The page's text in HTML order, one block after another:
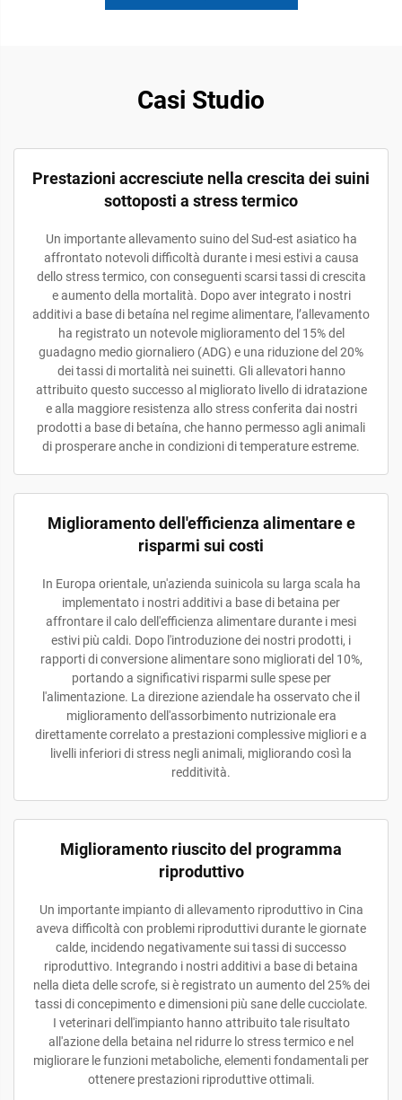
Casi Studio
Prestazioni accresciute nella crescita dei suini
sottoposti a stress termico
Un importante allevamento suino del Sud-est asiatico ha
affrontato notevoli difficoltà durante i mesi estivi a causa
dello stress termico, con conseguenti scarsi tassi di crescita
e aumento della mortalità. Dopo aver integrato i nostri
additivi a base di betaína nel regime alimentare, l’allevamento
ha registrato un notevole miglioramento del 15% del
guadagno medio giornaliero (ADG) e una riduzione del 20%
dei tassi di mortalità nei suinetti. Gli allevatori hanno
attribuito questo successo al migliorato livello di idratazione
e alla maggiore resistenza allo stress conferita dai nostri
prodotti a base di betaína, che hanno permesso agli animali
di prosperare anche in condizioni di temperature estreme.
Miglioramento dell'efficienza alimentare e
risparmi sui costi
In Europa orientale, un'azienda suinicola su larga scala ha
implementato i nostri additivi a base di betaina per
affrontare il calo dell'efficienza alimentare durante i mesi
estivi più caldi. Dopo l'introduzione dei nostri prodotti, i
rapporti di conversione alimentare sono migliorati del 10%,
portando a significativi risparmi sulle spese per
l'alimentazione. La direzione aziendale ha osservato che il
miglioramento dell'assorbimento nutrizionale era
direttamente correlato a prestazioni complessive migliori e a
livelli inferiori di stress negli animali, migliorando così la
redditività.
Miglioramento riuscito del programma
riproduttivo
Un importante impianto di allevamento riproduttivo in Cina
aveva difficoltà con problemi riproduttivi durante le giornate
calde, incidendo negativamente sui tassi di successo
riproduttivo. Integrando i nostri additivi a base di betaina
nella dieta delle scrofe, si è registrato un aumento del 25% dei
tassi di concepimento e dimensioni più sane delle cucciolate.
I veterinari dell'impianto hanno attribuito tale risultato
all'azione della betaina nel ridurre lo stress termico e nel
migliorare le funzioni metaboliche, elementi fondamentali per
ottenere prestazioni riproduttive ottimali.